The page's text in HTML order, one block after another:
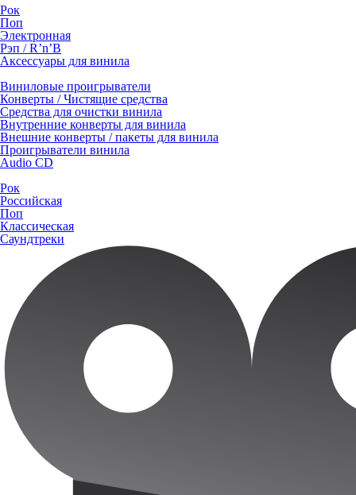
Рок
Поп
Электронная
Рэп / R’n’B
Аксессуары для винила
Виниловые проигрыватели
Конверты / Чистящие средства
Средства для очистки винила
Внутренние конверты для винила
Внешние конверты / пакеты для винила
Проигрыватели винила
Audio CD
Рок
Российская
Поп
Классическая
Саундтреки